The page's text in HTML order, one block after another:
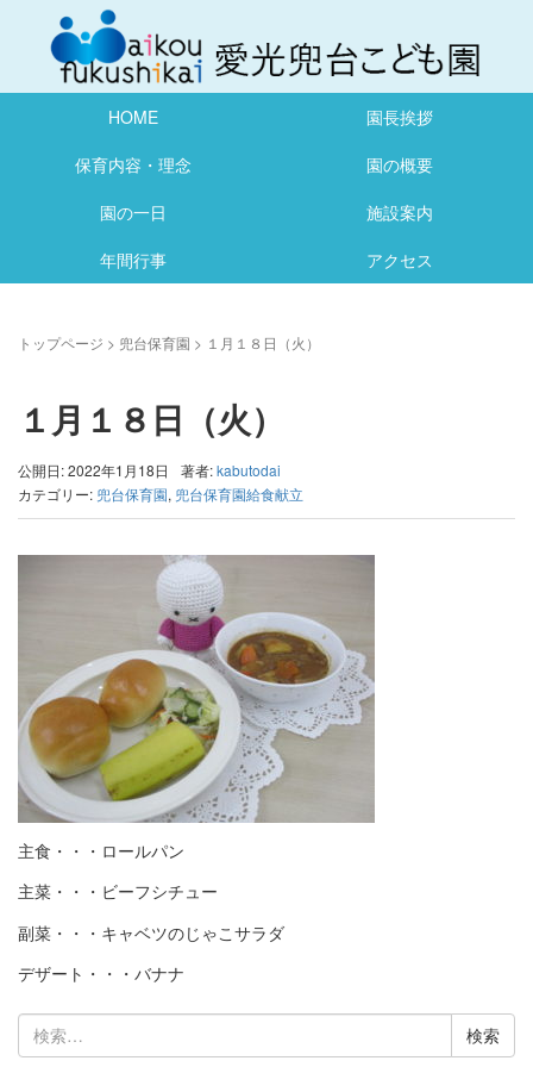
HOME
園長挨拶
保育内容・理念
園の概要
園の一日
施設案内
年間行事
アクセス
トップページ > 兜台保育園 > １月１８日（火）
１月１８日（火）
公開日: 2022年1月18日 著者:kabutodai
カテゴリー: 兜台保育園, 兜台保育園給食献立
主食・・・ロールパン
主菜・・・ビーフシチュー
副菜・・・キャベツのじゃこサラダ
デザート・・・バナナ
検
索: